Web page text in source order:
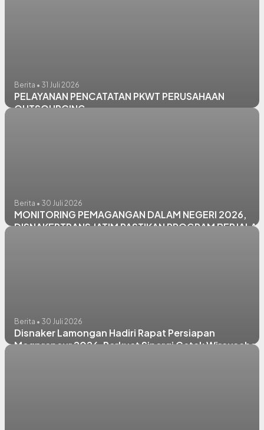
Berita • 31 Juli 2026
PELAYANAN PENCATATAN PKWT PERUSAHAAN
OUTSOURCING
Berita • 30 Juli 2026
MONITORING PEMAGANGAN DALAM NEGERI 2026,
DISNAKERTRANS JATIM PASTIKAN PROGRAM BERJALAN
Berita • 30 Juli 2026
Disnaker Lamongan Hadiri Rapat Persiapan
Megpreneur 2026, Perkuat Sinergi Cetak Wirausaha